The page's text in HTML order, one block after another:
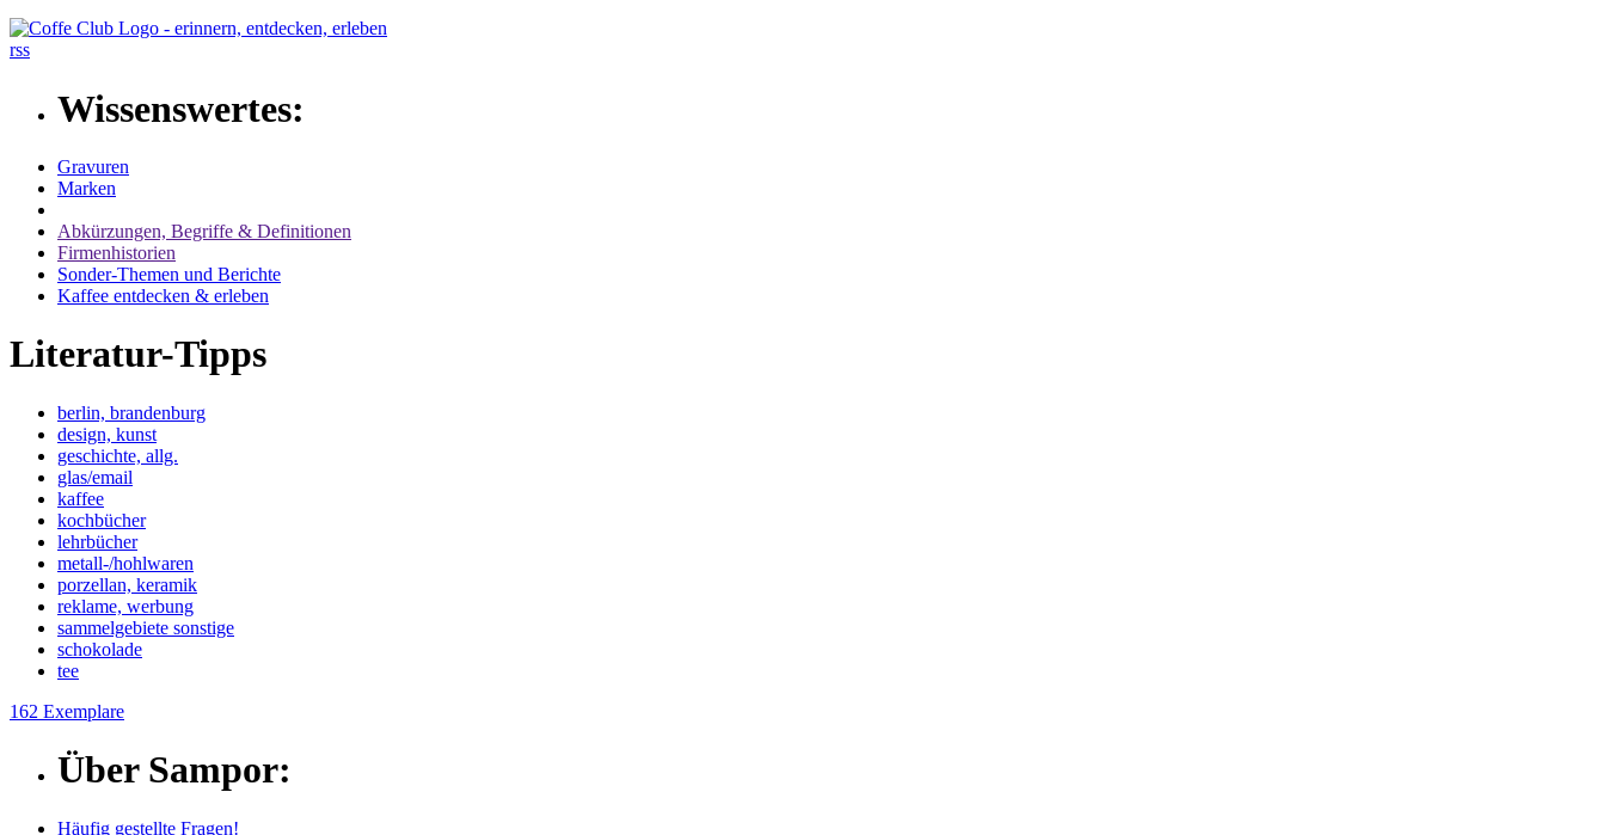
rss
Wissenswertes:
Gravuren
Marken
Abkürzungen, Begriffe & Definitionen
Firmenhistorien
Sonder-Themen und Berichte
Kaffee entdecken & erleben
Literatur-Tipps
berlin, brandenburg
design, kunst
geschichte, allg.
glas/email
kaffee
kochbücher
lehrbücher
metall-/hohlwaren
porzellan, keramik
reklame, werbung
sammelgebiete sonstige
schokolade
tee
162 Exemplare
Über Sampor:
Häufig gestellte Fragen!